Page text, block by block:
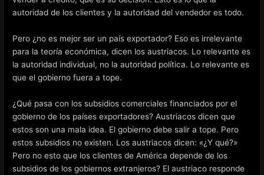
autoridad de los clientes y la autoridad del vendedor es todo.
Pero ¿no es mejor ser un país exportador? Eso es irrelevante
para la teoría económica, dicen los austriacos. Lo relevante es
la autoridad individual, no la autoridad política. Lo relevante es
que el gobierno fuera a tope.
¿Qué pasa con los subsidios comerciales financiados por el
gobierno de los países exportadores? Austriacos dicen que
estos son una mala idea. El gobierno debe salir a tope. Pero
estos subsidios no existen. Los austriacos dicen: «¿Y qué?»
Pero no esto que los clientes de América depende de los
subsidios de los gobiernos extranjeros? El austriaco responde